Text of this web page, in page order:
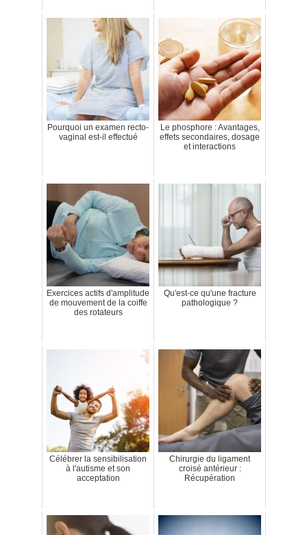
Pourquoi un examen recto-
vaginal est-il effectué
Le phosphore : Avantages,
effets secondaires, dosage
et interactions
Exercices actifs d'amplitude
de mouvement de la coiffe
des rotateurs
Qu'est-ce qu'une fracture
pathologique ?
Célébrer la sensibilisation
à l'autisme et son
acceptation
Chirurgie du ligament
croisé antérieur :
Récupération